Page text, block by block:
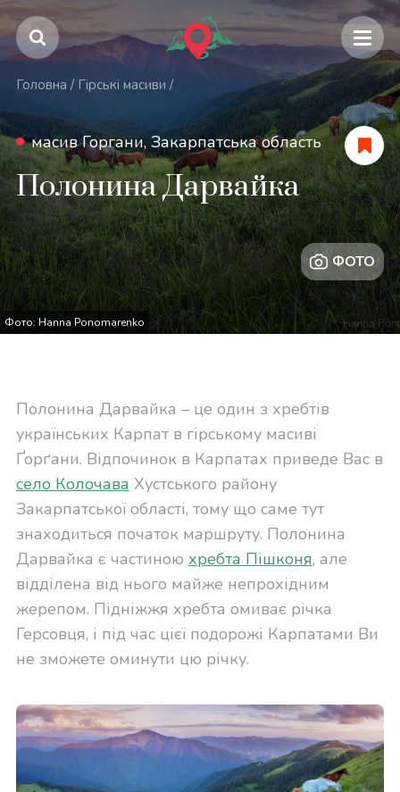
Головна / Гірські масиви /
масив Горгани, Закарпатська область
Полонина Дарвайка
ФОТО
Фото: Hanna Ponomarenko
Полонина Дарвайка – це один з хребтів
українських Карпат в гірському масиві
Ґорґани. Відпочинок в Карпатах приведе Вас в
село Колочава Хустського району
Закарпатської області, тому що саме тут
знаходиться початок маршруту. Полонина
Дарвайка є частиною хребта Пішконя, але
відділена від нього майже непрохідним
жерепом. Підніжжя хребта омиває річка
Герсовця, і під час цієї подорожі Карпатами Ви
не зможете оминути цю річку.